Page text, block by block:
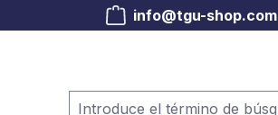
info@tgu-shop.com